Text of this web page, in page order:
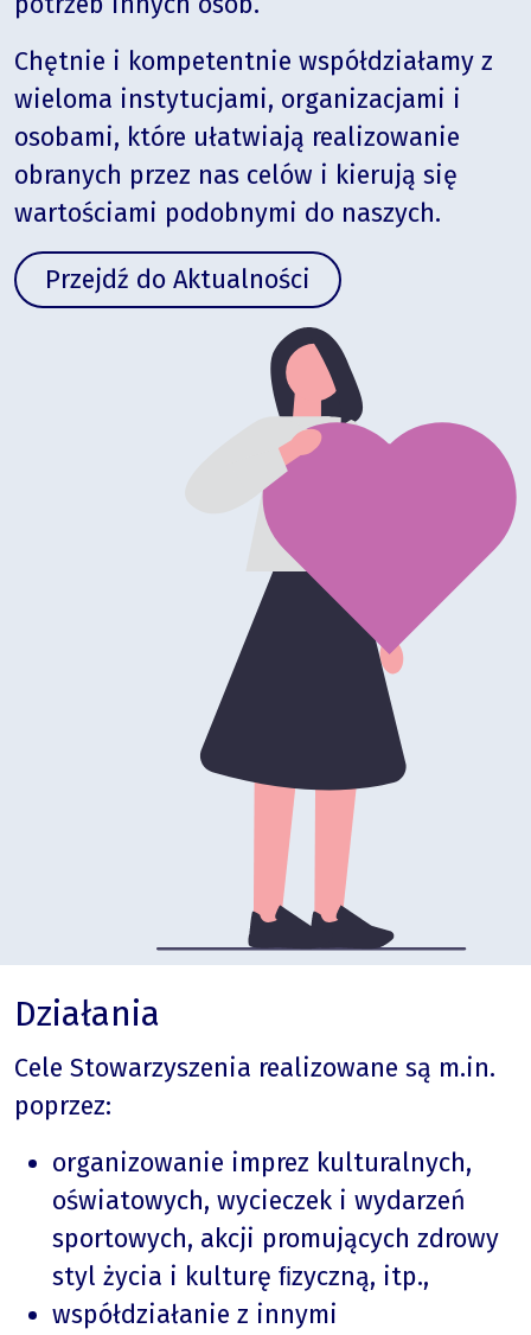
Chętnie i kompetentnie współdziałamy z
wieloma instytucjami, organizacjami i
osobami, które ułatwiają realizowanie
obranych przez nas celów i kierują się
wartościami podobnymi do naszych.
Przejdź do Aktualności
Działania
Cele Stowarzyszenia realizowane są m.in.
poprzez:
organizowanie imprez kulturalnych,
oświatowych, wycieczek i wydarzeń
sportowych, akcji promujących zdrowy
styl życia i kulturę ﬁzyczną, itp.,
współdziałanie z innymi